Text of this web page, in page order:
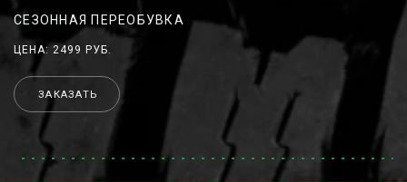
СЕЗОННАЯ ПЕРЕОБУВКА
ЦЕНА: 2499 РУБ.
ЗАКАЗАТЬ